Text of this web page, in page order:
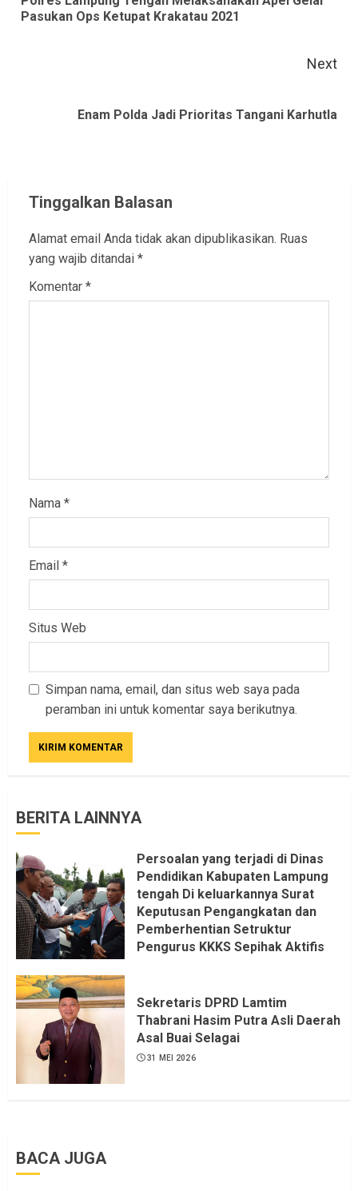
Pasukan Ops Ketupat Krakatau 2021
Next
Enam Polda Jadi Prioritas Tangani Karhutla
Tinggalkan Balasan
Alamat email Anda tidak akan dipublikasikan. Ruas
yang wajib ditandai *
Komentar *
Nama *
Email *
Situs Web
Simpan nama, email, dan situs web saya pada
peramban ini untuk komentar saya berikutnya.
BERITA LAINNYA
Persoalan yang terjadi di Dinas
Pendidikan Kabupaten Lampung
tengah Di keluarkannya Surat
Keputusan Pengangkatan dan
Pemberhentian Setruktur
Pengurus KKKS Sepihak Aktifis
Dapat saya pastikan penuh Unsur
KKN, dan Unsur Politik.
6 AGUSTUS 2026
Sekretaris DPRD Lamtim
Thabrani Hasim Putra Asli Daerah
Asal Buai Selagai
31 MEI 2026
BACA JUGA